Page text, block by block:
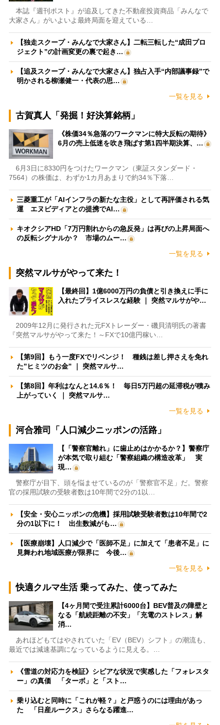
本誌『週刊ポスト』が追及してきた不動産投資商品「みんなで
大家さん」がいよいよ最終局面を迎えている…
【独走スクープ・みんなで大家さん】二転三転した“成田プロ
ジェクト”の計画変更の裏で起き…
【追及スクープ・みんなで大家さん】独占入手“内部議事録”で
明かされる柳瀬健一・代表の思…
一覧を見る
古賀真人「発掘！好決算銘柄」
《株価34％急落のワークマンに特大反転の期待》
6月の売上低迷を吹き飛ばす第1四半期決算、…
6月3日に8330円をつけたワークマン（東証スタンダード・
7564）の株価は、わずか1カ月あまりで約34％下落…
三菱重工が「AIインフラの新たな主役」として再評価される気
運 エヌビディアとの提携でAI…
キオクシアHD「7万円割れからの急反発」は再びの上昇局面へ
の反転シグナルか？ 市場のムー…
一覧を見る
突然マルサがやって来た！
【最終回】1億6000万円の負債と引き換えに手に
入れたプライスレスな経験 ｜ 突然マルサがや…
2009年12月に発行された元FXトレーダー・磯貝清明氏の著書
『突然マルサがやって来た！～FXで10億円稼い…
【第9回】もう一度FXでリベンジ！ 種銭は差し押さえを免れ
た”ヒミツのお金” ｜ 突然マルサ…
【第8回】年利はなんと14.6％！ 毎日5万円超の延滞税が積み
上がっていく ｜ 突然マルサ…
一覧を見る
河合雅司「人口減少ニッポンの活路」
【「警察官離れ」に歯止めはかかるか？】警察庁
が本気で取り組む「警察組織の構造改革」 実
現…
警察庁が目下、頭を悩ませているのが「警察官不足」だ。警察
官の採用試験の受験者数は10年間で2分の1以…
【安全・安心ニッポンの危機】採用試験受験者数は10年間で2
分の1以下に！ 出生数減がも…
【医療崩壊】人口減少で「医師不足」に加えて「患者不足」に
見舞われ地域医療が限界に 今後…
一覧を見る
快適クルマ生活 乗ってみた、使ってみた
【4ヶ月間で受注累計6000台】BEV普及の障壁と
なる「航続距離の不安」「充電のストレス」解
消…
あれほどもてはやされていた「EV（BEV）シフト」の潮流も、
最近では減速基調になっているように見える。…
《雪道の対応力を検証》シビアな状況で実感した「フォレスタ
ー」の真価 「ターボ」と「スト…
乗り込むと同時に「これが軽？」と戸惑うのには理由があっ
た 「日産ルークス」さらなる躍進…